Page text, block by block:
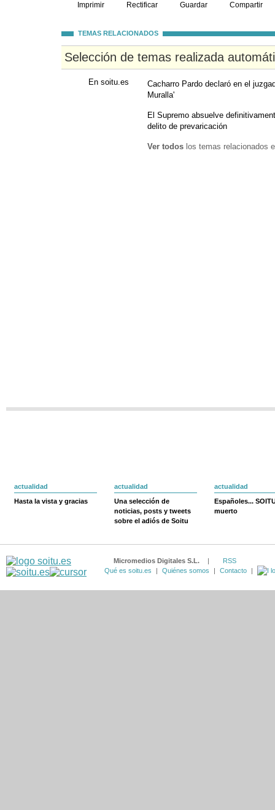
Imprimir Rectificar Guardar Compartir
TEMAS RELACIONADOS
Selección de temas realizada
En soitu.es
Cacharro Pardo declaró en el
Muralla'
El Supremo absuelve
delito de prevaricación
Ver todos los temas relacionados
actualidad
Hasta la vista y gracias
actualidad
Una selección de
noticias, posts y tweets
sobre el adiós de Soitu
actualidad
Españoles...
muerto
Micromedios Digitales S.L. |
RSS
Qué es soitu.es
| Quiénes somos | Contacto |